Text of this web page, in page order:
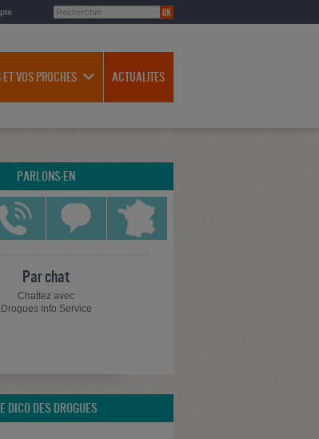
ET VOS PROCHES ACTUALITES
PARLONS-EN
Par chat
Chattez avec
Drogues Info Service
DICO DES DROGUES